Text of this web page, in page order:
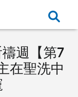
週【第7
在聖洗中